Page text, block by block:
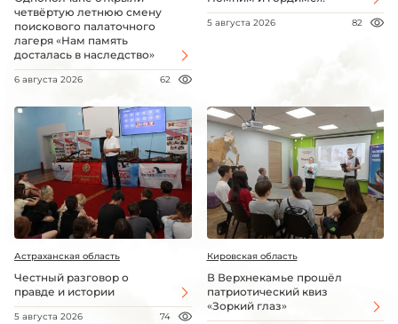
четвёртую летнюю смену
поискового палаточного
лагеря «Нам память
досталась в наследство»
6 августа 2026 62
5 августа 2026 82
Астраханская область
Честный разговор о
правде и истории
5 августа 2026 74
Кировская область
В Верхнекамье прошёл
патриотический квиз
«Зоркий глаз»